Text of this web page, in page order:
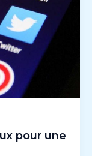
pour une